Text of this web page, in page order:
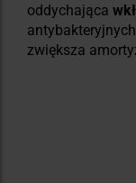
oddychająca
zwiększa